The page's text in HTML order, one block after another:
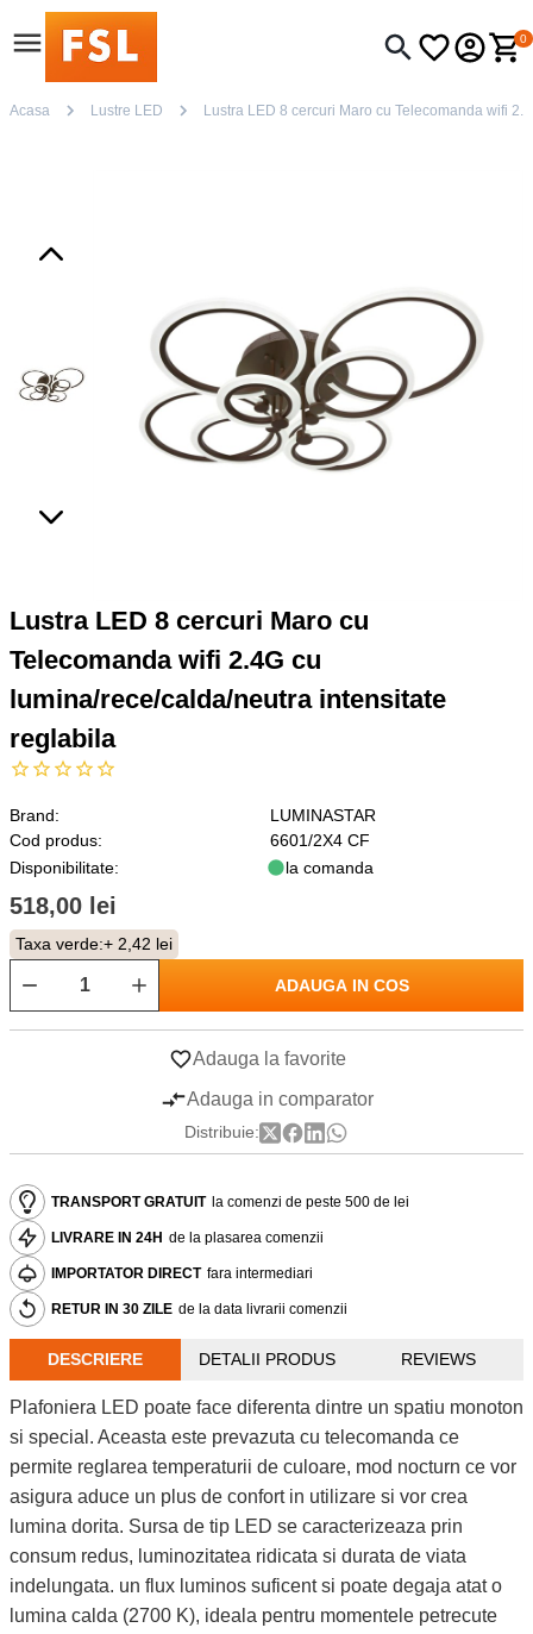
0
Acasa Lustre LED Lustra LED 8 cercuri Maro cu Telecomanda wifi
Lustra LED 8 cercuri Maro cu
Telecomanda wifi 2.4G cu
lumina/rece/calda/neutra intensitate
reglabila
Brand:
LUMINASTAR
Cod produs:
6601/2X4 CF
Disponibilitate:
la comanda
518,00 lei
Taxa verde:+ 2,42 lei
ADAUGA IN COS
Adauga la favorite
Adauga in comparator
Distribuie:
TRANSPORT GRATUIT la comenzi de peste 500 de lei
LIVRARE IN 24H de la plasarea comenzii
IMPORTATOR DIRECT fara intermediari
RETUR IN 30 ZILE de la data livrarii comenzii
DESCRIERE DETALII PRODUS REVIEWS
Plafoniera LED poate face diferenta dintre un spatiu monoton
si special. Aceasta este prevazuta cu telecomanda ce
permite reglarea temperaturii de culoare, mod nocturn ce vor
asigura aduce un plus de confort in utilizare si vor crea
lumina dorita. Sursa de tip LED se caracterizeaza prin
consum redus, luminozitatea ridicata si durata de viata
indelungata. un flux luminos suficent si poate degaja atat o
lumina calda (2700 K), ideala pentru momentele petrecute